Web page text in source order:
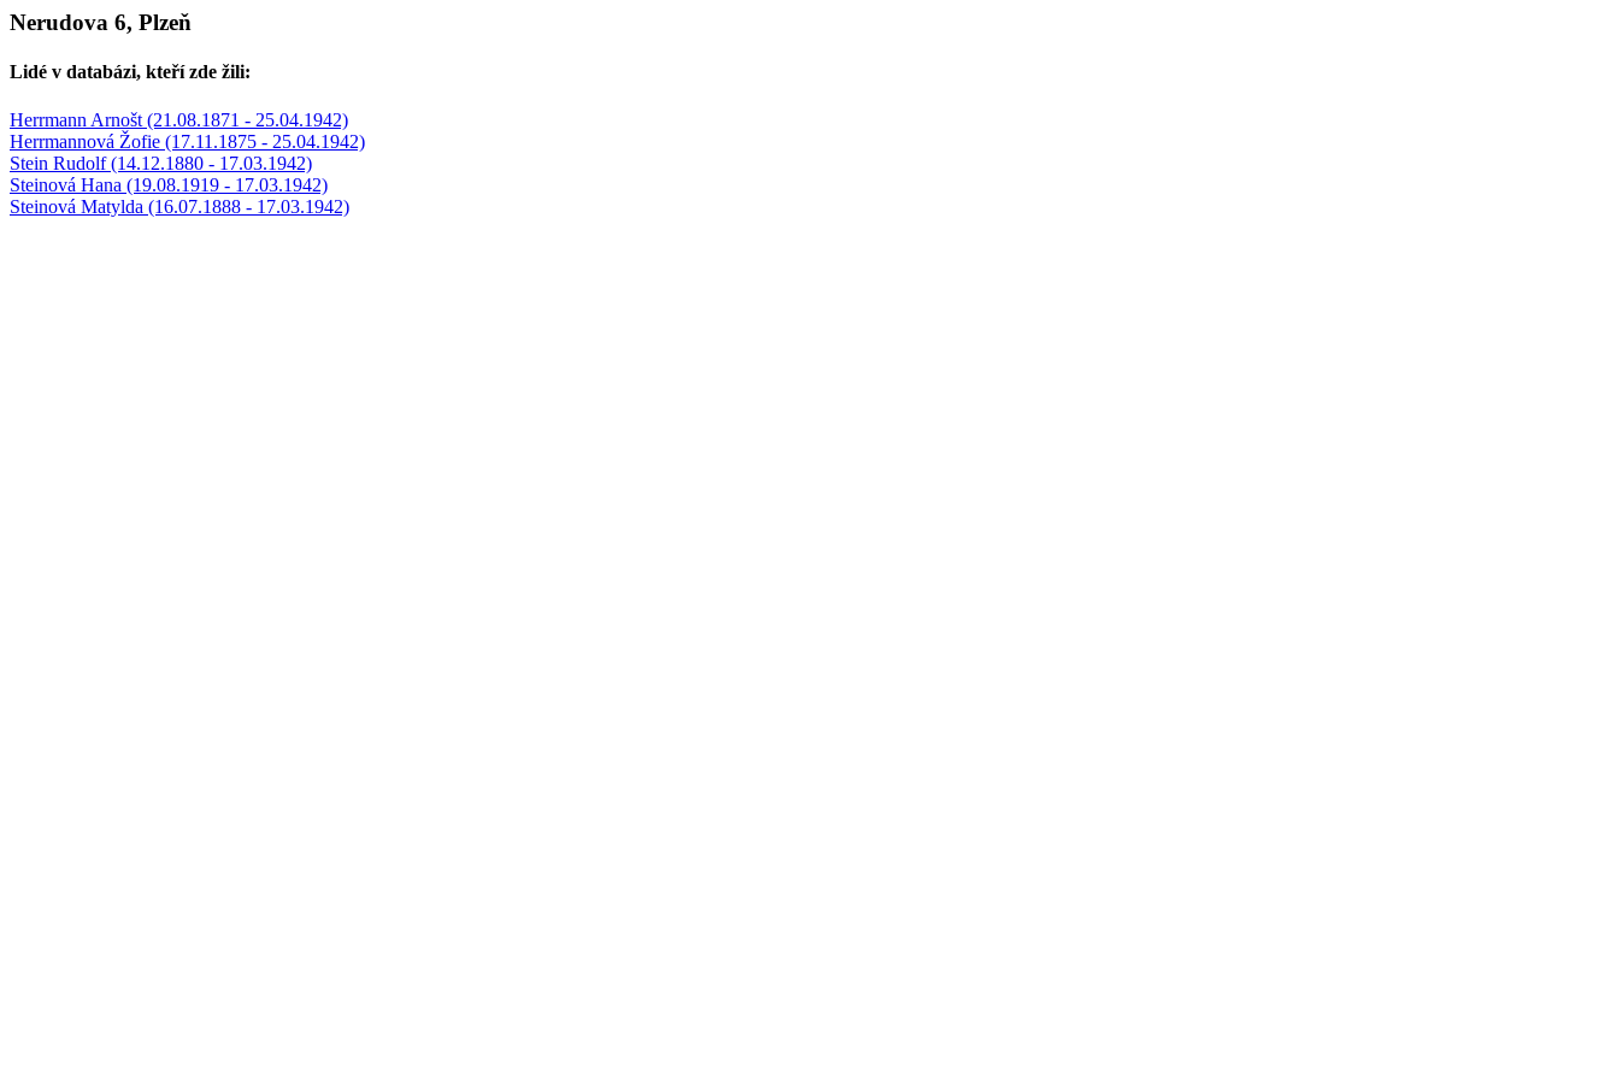
Nerudova 6, Plzeň
Lidé v databázi, kteří zde žili:
Herrmann Arnošt (21.08.1871 - 25.04.1942)
Herrmannová Žofie (17.11.1875 - 25.04.1942)
Stein Rudolf (14.12.1880 - 17.03.1942)
Steinová Hana (19.08.1919 - 17.03.1942)
Steinová Matylda (16.07.1888 - 17.03.1942)